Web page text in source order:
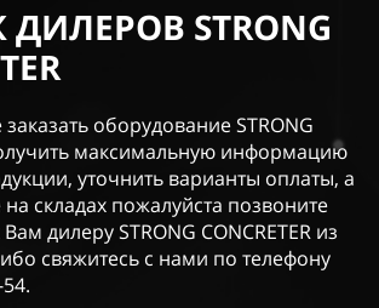
STRONG
оборудование STRONG
максимальную информацию
уточнить варианты оплаты, а
складах пожалуйста позвоните
дилеру STRONG CONCRETER из
свяжитесь с нами по телефону